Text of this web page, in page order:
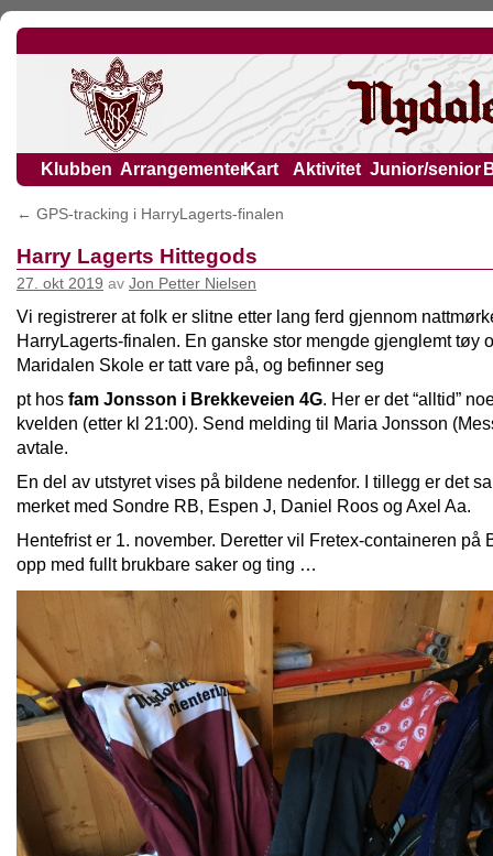
Klubben ArrangementerKart Aktivitet Junior/senior
← GPS-tracking i HarryLagerts-finalen
Harry Lagerts Hittegods
27. okt 2019 av Jon Petter Nielsen
Vi registrerer at folk er slitne etter lang ferd gjennom
HarryLagerts-finalen. En ganske stor mengde gjenglemt tøy
Maridalen Skole er tatt vare på, og befinner seg
pt hos fam Jonsson i Brekkeveien 4G. Her er det “alltid”
kvelden (etter kl 21:00). Send melding til Maria Jonsson
avtale.
En del av utstyret vises på bildene nedenfor. I tillegg er det
merket med Sondre RB, Espen J, Daniel Roos og Axel Aa.
Hentefrist er 1. november. Deretter vil Fretex-containeren på
opp med fullt brukbare saker og ting …